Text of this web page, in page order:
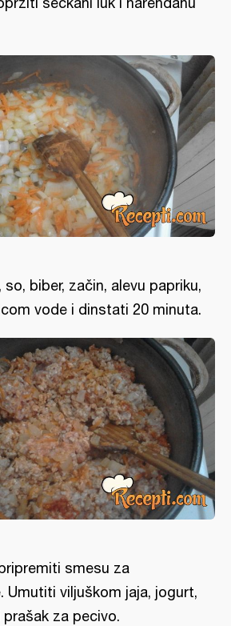
biber, začin, alevu papriku,
vode i dinstati 20 minuta.
smesu za
Umutiti viljuškom jaja, jogurt,
prašak za pecivo.